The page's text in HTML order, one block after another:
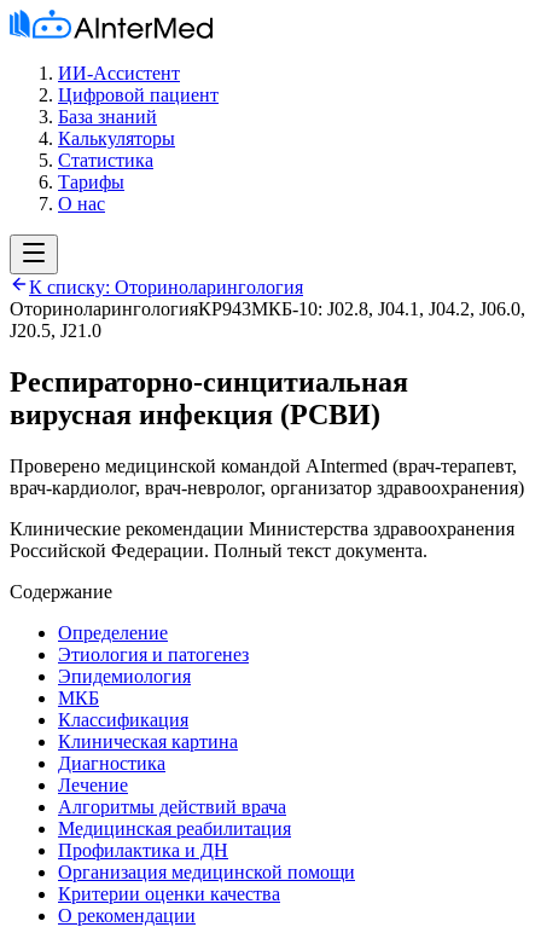
ИИ-Ассистент
Цифровой пациент
База знаний
Калькуляторы
Статистика
Тарифы
О нас
К списку: Оториноларингология
ОториноларингологияКР943МКБ-10: J02.8, J04.1, J04.2, J06.0,
J20.5, J21.0
Респираторно-синцитиальная
вирусная инфекция (РСВИ)
Проверено медицинской командой AIntermed (врач-терапевт,
врач-кардиолог, врач-невролог, организатор здравоохранения)
Клинические рекомендации Министерства здравоохранения
Российской Федерации. Полный текст документа.
Содержание
Определение
Этиология и патогенез
Эпидемиология
МКБ
Классификация
Клиническая картина
Диагностика
Лечение
Алгоритмы действий врача
Медицинская реабилитация
Профилактика и ДН
Организация медицинской помощи
Критерии оценки качества
О рекомендации